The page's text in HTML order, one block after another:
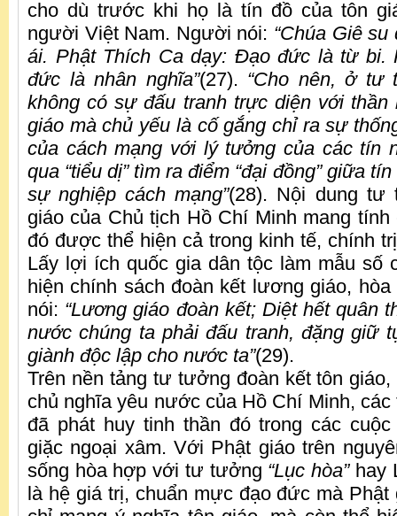
cho dù trước khi họ là tín đồ của tôn
người Việt Nam. Người nói: “Chúa Giê
ái. Phật Thích Ca dạy: Đạo đức là từ bi.
đức là nhân nghĩa”(27). “Cho nên, ở tư
không có sự đấu tranh trực diện với thần
giáo mà chủ yếu là cố gắng chỉ ra sự
của cách mạng với lý tưởng của các tín
qua “tiểu dị” tìm ra điểm “đại đồng” giữa
sự nghiệp cách mạng”(28). Nội dung tư
giáo của Chủ tịch Hồ Chí Minh mang
đó được thể hiện cả trong kinh tế, chính
Lấy lợi ích quốc gia dân tộc làm mẫu số
hiện chính sách đoàn kết lương giáo,
nói: “Lương giáo đoàn kết; Diệt hết quân
nước chúng ta phải đấu tranh, đặng giữ
giành độc lập cho nước ta”(29).
Trên nền tảng tư tưởng đoàn kết tôn
chủ nghĩa yêu nước của Hồ Chí Minh,
đã phát huy tinh thần đó trong các
giặc ngoại xâm. Với Phật giáo trên
sống hòa hợp với tư tưởng “Lục hòa”hay
là hệ giá trị, chuẩn mực đạo đức mà